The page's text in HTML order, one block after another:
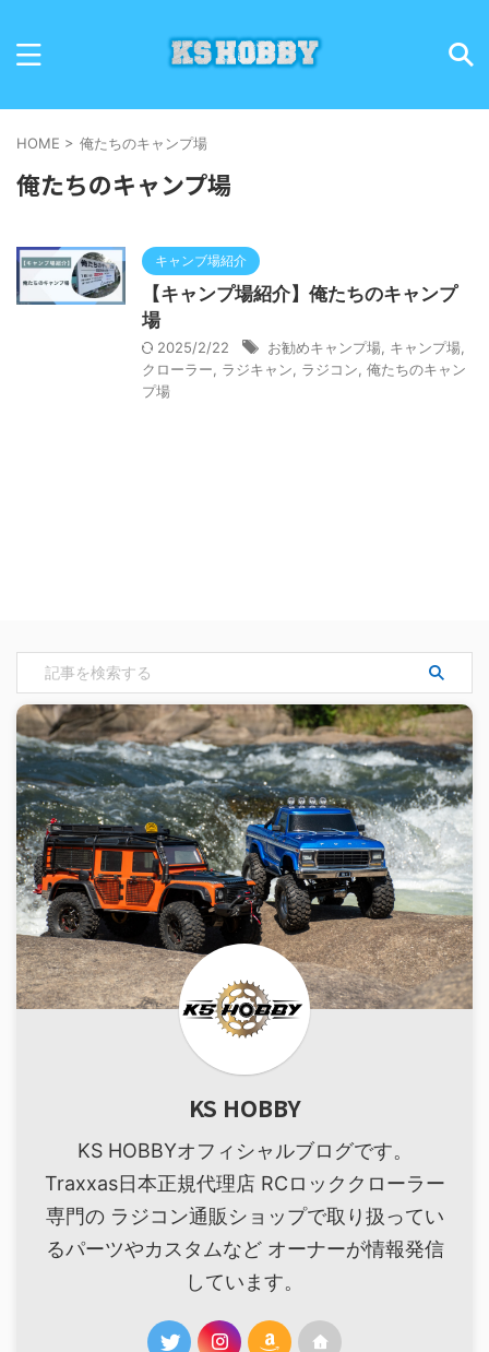
HOME > 俺たちのキャンプ場
俺たちのキャンプ場
キャンブ場紹介
【キャンプ場紹介】俺たちのキャンプ
場
2025/2/22 お勧めキャンプ場 キャンプ場
クローラー
ラジキャン ラジコン 俺たちのキャン
プ場
KS HOBBY
KS HOBBYオフィシャルブログです。
Traxxas日本正規代理店 RCロッククローラー
専門の ラジコン通販ショップで取り扱ってい
るパーツやカスタムなど オーナーが情報発信
しています。